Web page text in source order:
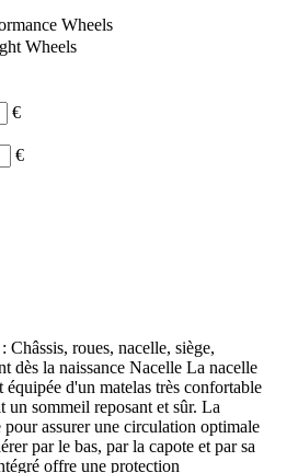
Wheels
Wheels
€
€
roues, nacelle, siège,
dès la naissance Nacelle La nacelle
d'un matelas très confortable
un sommeil reposant et sûr. La
assurer une circulation optimale
par le bas, par la capote et par sa
offre une protection